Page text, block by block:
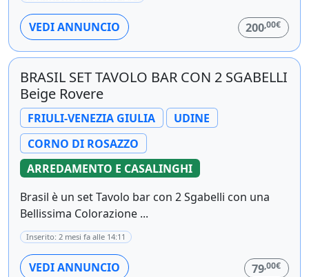
VEDI ANNUNCIO 200,00€
BRASIL SET TAVOLO BAR CON 2 SGABELLI
Beige Rovere
FRIULI-VENEZIA GIULIA
UDINE
CORNO DI ROSAZZO
ARREDAMENTO E CASALINGHI
Brasil è un set Tavolo bar con 2 Sgabelli con una
Bellissima Colorazione ...
Inserito: 2 mesi fa alle 14:11
VEDI ANNUNCIO 79,00€